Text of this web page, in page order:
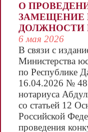
О
ЗАМЕЩЕНИЕ
ДОЛЖНОСТИ
6 мая 2026
В связи с
Министерства
по Республике
16.04.2026 №
нотариуса
со статьей 12
Российской
проведения